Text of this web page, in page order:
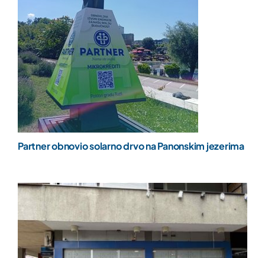
Partner obnovio solarno drvo na Panonskim jezerima